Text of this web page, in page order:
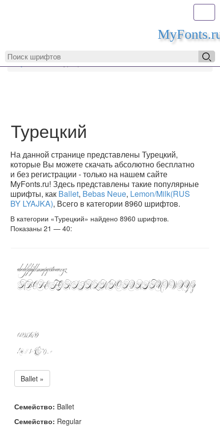
MyFonts.ru
Турецкий
На данной странице представлены Турецкий,
которые Вы можете скачать абсолютно бесплатно
и без регистрации - только на нашем сайте
MyFonts.ru! Здесь представлены такие популярные
шрифты, как Ballet, Bebas Neue, Lemon/Milk(RUS
BY LYAJKA), Всего в категории 8960 шрифтов.
В категории «Турецкий» найдено 8960 шрифтов.
Показаны 21 — 40:
Ballet »
Семейство: Ballet
Семейство: Regular